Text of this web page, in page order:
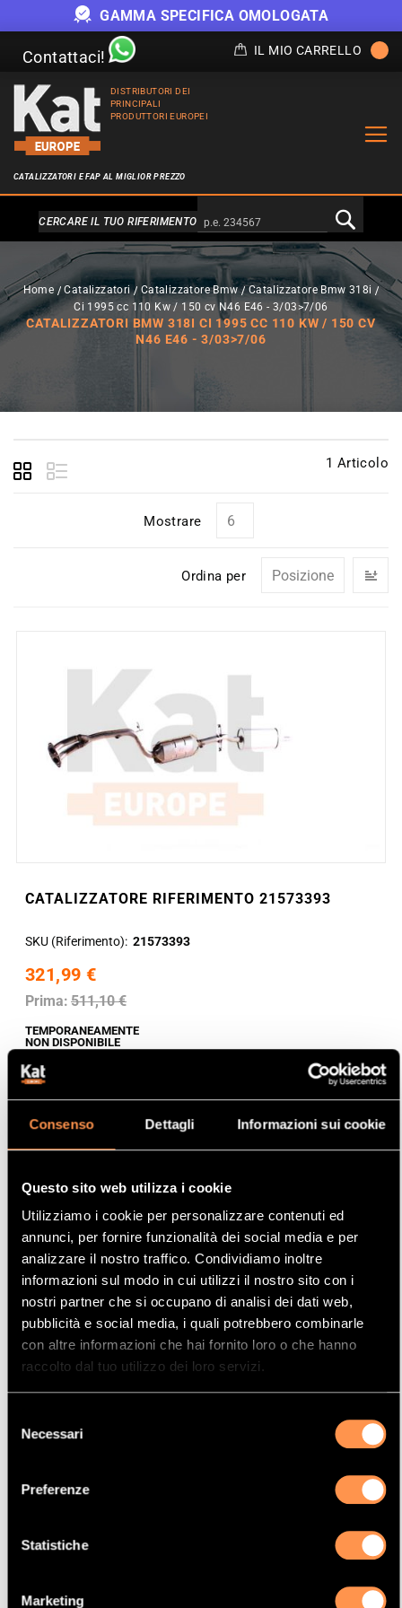
Consenso Dettagli Informazioni sui cookie
Questo sito web utilizza i cookie
Utilizziamo i cookie per personalizzare contenuti ed
annunci, per fornire funzionalità dei social media e per
analizzare il nostro traffico. Condividiamo inoltre
informazioni sul modo in cui utilizzi il nostro sito con i
nostri partner che si occupano di analisi dei dati web,
pubblicità e social media, i quali potrebbero combinarle
con altre informazioni che hai fornito loro o che hanno
raccolto dal tuo utilizzo dei loro servizi.
delNecessari
Preferenze
Statistiche
Marketing
GAMMA SPECIFICA OMOLOGATA
Contattaci! IL MIO CARRELLO
DISTRIBUTORI DEI
PRINCIPALI
PRODUTTORI EUROPEI
CATALIZZATORI E FAP AL MIGLIOR PREZZO
Alternativa a Doofinder
CERCARE IL TUO RIFERIMENTO
Home Catalizzatori Catalizzatore Bmw
Catalizzatore Bmw 318i
Ci 1995 cc 110 Kw / 150 cv N46 E46 - 3/03>7/06
CATALIZZATORI BMW 318I CI 1995 CC 110 KW / 150 CV
N46 E46 - 3/03>7/06
1 Articolo
Mostrare
Ordina per
CATALIZZATORE RIFERIMENTO 21573393
SKU (Riferimento) 21573393
321,99 €
Prima: 511,10 €
TEMPORANEAMENTE
NON DISPONIBILE
Mostrare Per pagina
La vostra selezione
Prodotto
Catalizzatore